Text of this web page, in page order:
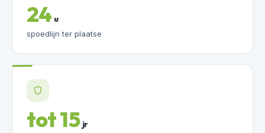
24 u
spoedlijn ter plaatse
tot 15 jr